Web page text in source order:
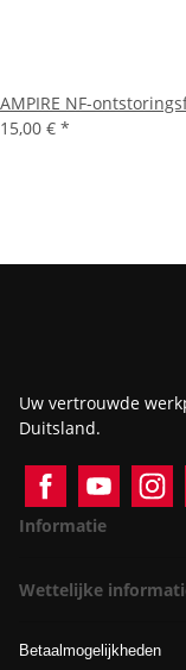
AMPIRE NF-
15,00 € *
Uw vertrouwde
Duitsland.
Informatie
Wettelijke
Betaalmogelijkheden